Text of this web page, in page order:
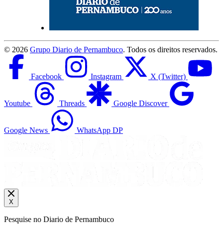
© 2026 Grupo Diario de Pernambuco. Todos os direitos reservados.
Facebook Instagram X (Twitter)
Youtube Threads Google Discover
Google News WhatsApp DP
X
Pesquise no Diario de Pernambuco